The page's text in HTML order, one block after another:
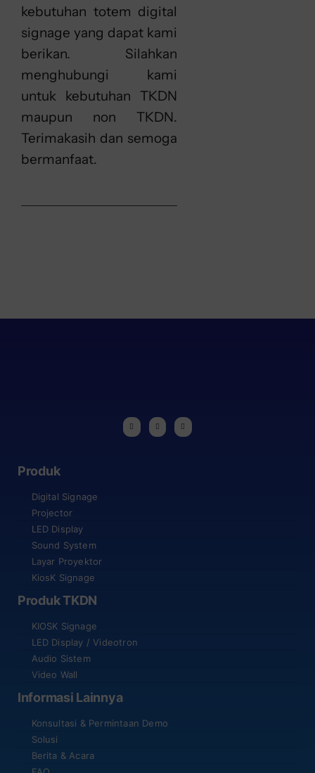
kebutuhan totem digital
signage yang dapat kami
berikan. Silahkan
menghubungi kami
untuk kebutuhan TKDN
maupun non TKDN.
Terimakasih dan semoga
bermanfaat.
Produk
Digital Signage
Projector
LED Display
Sound System
Layar Proyektor
KiosK Signage
Produk TKDN
KIOSK Signage
LED Display / Videotron
Audio Sistem
Video Wall
Informasi Lainnya
Konsultasi & Permintaan Demo
Solusi
Berita & Acara